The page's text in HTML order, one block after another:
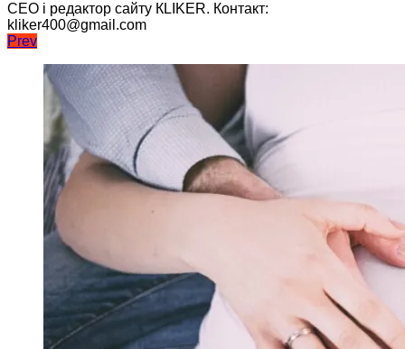
CEO і редактор сайту КLIKER. Контакт:
kliker400@gmail.com
Навігація
записів
Prev